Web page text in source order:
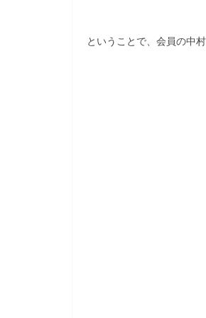
ということで、会員の中